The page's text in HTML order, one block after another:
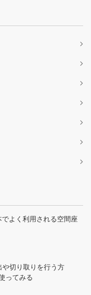
よく利用される空間座
切り取りを行う方
ってみる